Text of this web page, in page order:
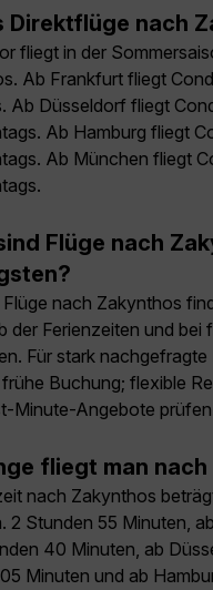
Direktflüge nach
fliegt in der
Ab Frankfurt fliegt
Ab Düsseldorf fliegt
Ab Hamburg fliegt
Ab München fliegt
Flüge nach
Flüge nach Zakynthos
der Ferienzeiten und bei
Für stark
Buchung; flexible
Minute-Angebote
fliegt man
nach Zakynthos
2 Stunden 55 Minuten,
40 Minuten, ab
Minuten und ab